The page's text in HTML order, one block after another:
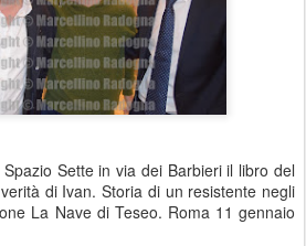
Sette in via dei Barbieri il libro del
di Ivan. Storia di un resistente negli
La Nave di Teseo. Roma 11 gennaio